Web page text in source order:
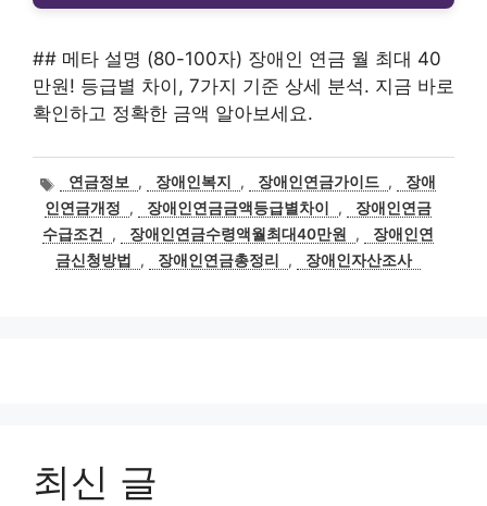
## 메타 설명 (80-100자) 장애인 연금 월 최대 40
만원! 등급별 차이, 7가지 기준 상세 분석. 지금 바로
확인하고 정확한 금액 알아보세요.
태
그
연금정보 , 장애인복지 , 장애인연금가이드 ,
장애
인연금개정
, 장애인연금금액등급별차이 ,
장애인연금
수급조건
, 장애인연금수령액월최대40만원 ,
장애인연
금신청방법
, 장애인연금총정리 , 장애인자산조사
최신 글